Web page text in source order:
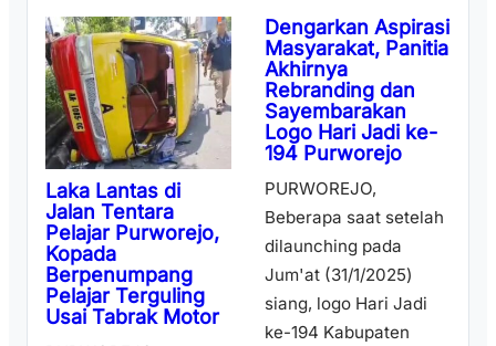
Laka Lantas di
Jalan Tentara
Pelajar Purworejo,
Kopada
Berpenumpang
Pelajar Terguling
Usai Tabrak Motor
Dengarkan Aspirasi
Masyarakat, Panitia
Akhirnya
Rebranding dan
Sayembarakan
Logo Hari Jadi ke-
194 Purworejo
PURWOREJO,
Beberapa saat setelah
dilaunching pada
Jum'at (31/1/2025)
siang, logo Hari Jadi
ke-194 Kabupaten